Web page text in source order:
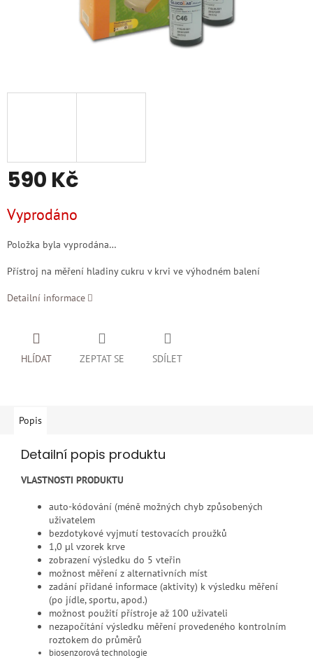
590 Kč
cena:
Vyprodáno
Položka byla vyprodána…
Přístroj na měření hladiny cukru v krvi ve výhodném balení
Detailní informace
ZEPTAT SE
HLÍDAT SDÍLET
Popis
Detailní popis produktu
VLASTNOSTI PRODUKTU
auto-kódování (méně možných chyb způsobených
uživatelem
bezdotykové vyjmutí testovacích proužků
1,0 µl vzorek krve
zobrazení výsledku do 5 vteřin
možnost měření z alternativních míst
zadání přidané informace (aktivity) k výsledku měření
(po jídle, sportu, apod.)
možnost použití přístroje až 100 uživateli
nezapočítání výsledku měření provedeného kontrolním
roztokem do průměrů
biosenzorová technologie